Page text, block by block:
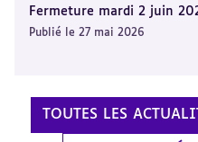
Fermeture mardi 2 juin
Publié le 27 mai 2026
TOUTES LES